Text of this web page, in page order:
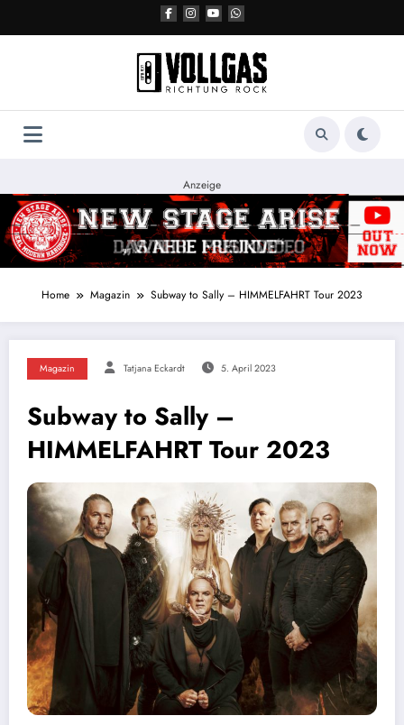
Anzeige
Home Magazin Subway to Sally – HIMMELFAHRT Tour 2023
Magazin Tatjana Eckardt 5. April 2023
Subway to Sally –
HIMMELFAHRT Tour 2023